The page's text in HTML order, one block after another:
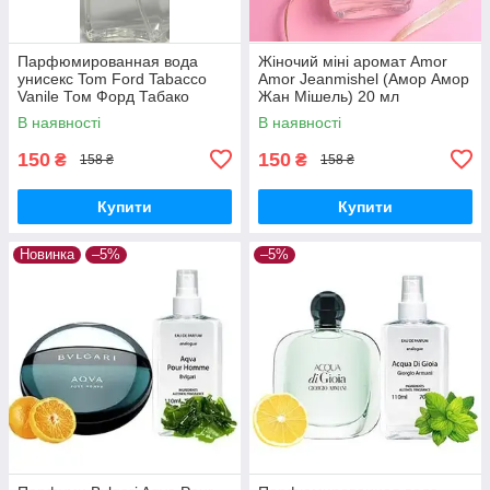
Парфюмированная вода
унисекс Tom Ford Tabacco
Vanile Том Форд Табако
ваниль 110 ml
В наявності
150 ₴ 158 ₴
Купити
Жіночий міні аромат Amor
Amor Jeanmishel (Амор Амор
Жан Мішель) 20 мл
В наявності
150 ₴ 158 ₴
Купити
Новинка –5% –5%